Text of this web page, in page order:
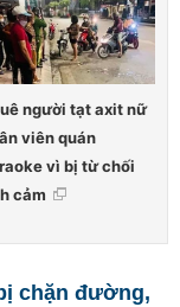
người tạt axit nữ
viên quán
vì bị từ chối
cảm
chặn đường,